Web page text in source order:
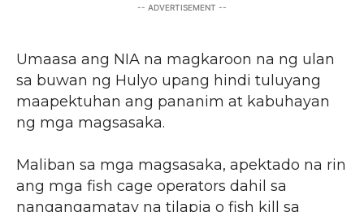
-- ADVERTISEMENT --
Umaasa ang NIA na magkaroon na ng ulan
sa buwan ng Hulyo upang hindi tuluyang
maapektuhan ang pananim at kabuhayan
ng mga magsasaka.
Maliban sa mga magsasaka, apektado na rin
ang mga fish cage operators dahil sa
nangangamatay na tilapia o fish kill sa